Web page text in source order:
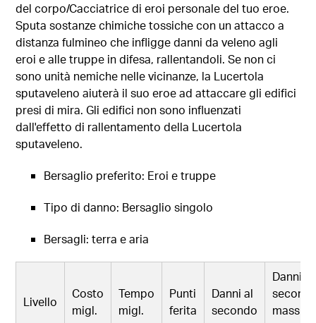
del corpo/Cacciatrice di eroi personale del tuo eroe.
Sputa sostanze chimiche tossiche con un attacco a
distanza fulmineo che infligge danni da veleno agli
eroi e alle truppe in difesa, rallentandoli. Se non ci
sono unità nemiche nelle vicinanze, la Lucertola
sputaveleno aiuterà il suo eroe ad attaccare gli edifici
presi di mira. Gli edifici non sono influenzati
dall'effetto di rallentamento della Lucertola
sputaveleno.
Bersaglio preferito: Eroi e truppe
Tipo di danno: Bersaglio singolo
Bersagli: terra e aria
Livello
Costo
migl.
Tempo
migl.
Punti
ferita
Danni al
secondo
Danni al
massimi